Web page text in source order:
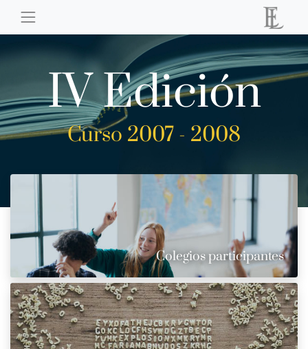
IV Edición
Curso 2007 - 2008
Colegios participantes